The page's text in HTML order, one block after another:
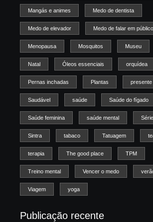
Mangás e animes Medo de dentista
Medo de elevador Medo de falar em público
Menopausa Mosquitos Museu
Natal Óleos essenciais orquídea
Pernas inchadas Plantas presente
Saudável saúde Saúde do fígado
Saúde feminina saúde mental
Sintra tabaco Tatuagem
terapia The good place TPM
Treino mental Vencer o medo
Viagem yoga
Publicação recente